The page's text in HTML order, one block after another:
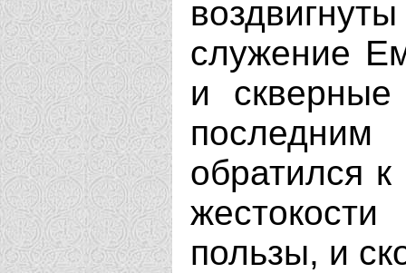
служение
и скверные
обратился
пользы, и